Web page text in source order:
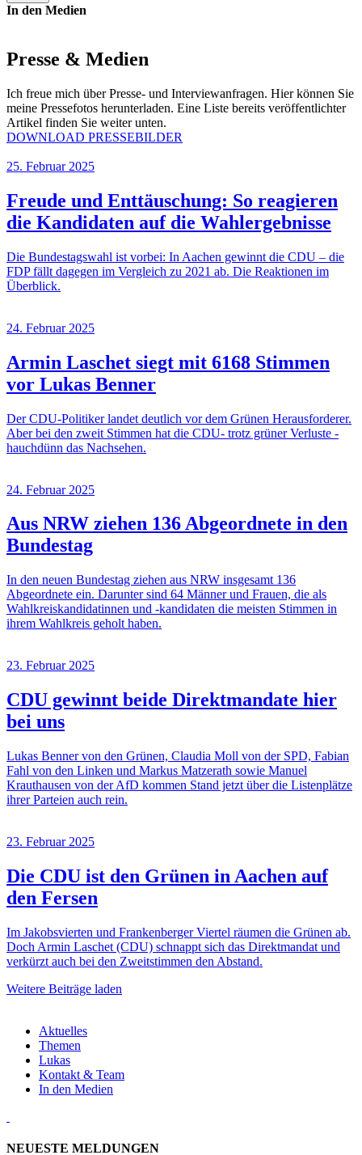
In den Medien
Presse & Medien
Ich freue mich über Presse- und Interviewanfragen. Hier können Sie
meine Pressefotos herunterladen. Eine Liste bereits veröffentlichter
Artikel finden Sie weiter unten.
DOWNLOAD PRESSEBILDER
25. Februar 2025
Freude und Enttäuschung: So reagieren
die Kandidaten auf die Wahlergebnisse
Die Bundestagswahl ist vorbei: In Aachen gewinnt die CDU – die
FDP fällt dagegen im Vergleich zu 2021 ab. Die Reaktionen im
Überblick.
24. Februar 2025
Armin Laschet siegt mit 6168 Stimmen
vor Lukas Benner
Der CDU-Politiker landet deutlich vor dem Grünen Herausforderer.
Aber bei den zweit Stimmen hat die CDU- trotz grüner Verluste -
hauchdünn das Nachsehen.
24. Februar 2025
Aus NRW ziehen 136 Abgeordnete in den
Bundestag
In den neuen Bundestag ziehen aus NRW insgesamt 136
Abgeordnete ein. Darunter sind 64 Männer und Frauen, die als
Wahlkreiskandidatinnen und -kandidaten die meisten Stimmen in
ihrem Wahlkreis geholt haben.
23. Februar 2025
CDU gewinnt beide Direktmandate hier
bei uns
Lukas Benner von den Grünen, Claudia Moll von der SPD, Fabian
Fahl von den Linken und Markus Matzerath sowie Manuel
Krauthausen von der AfD kommen Stand jetzt über die Listenplätze
ihrer Parteien auch rein.
23. Februar 2025
Die CDU ist den Grünen in Aachen auf
den Fersen
Im Jakobsvierten und Frankenberger Viertel räumen die Grünen ab.
Doch Armin Laschet (CDU) schnappt sich das Direktmandat und
verkürzt auch bei den Zweitstimmen den Abstand.
Weitere Beiträge laden
Aktuelles
Themen
Lukas
Kontakt & Team
In den Medien
NEUESTE MELDUNGEN